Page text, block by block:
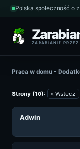
Polska społeczność o
ZARABIANIE PRZEZ
Praca w domu -
Strony (10): « Wstecz
Adwin